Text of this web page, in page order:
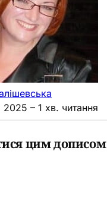
2025 – 1 хв. читання
цим дописом